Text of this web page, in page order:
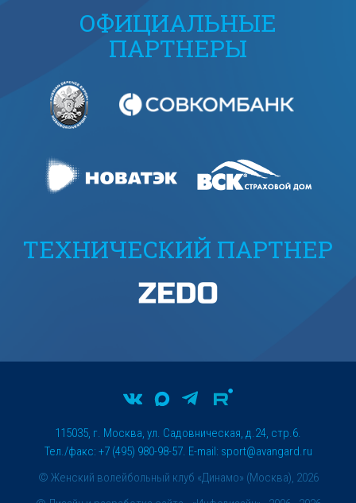
ОФИЦИАЛЬНЫЕ
ПАРТНЕРЫ
ТЕХНИЧЕСКИЙ ПАРТНЕР
© Женский волейбольный клуб «Динамо» (Москва), 2026
115035, г. Москва, ул. Садовническая, д.24, стр.6.
Тел./факс: +7 (495) 980-98-57. E-mail: sport@avangard.ru